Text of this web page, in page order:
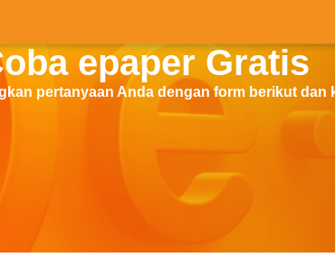
epaper Gratis
pertanyaan Anda dengan form berikut dan